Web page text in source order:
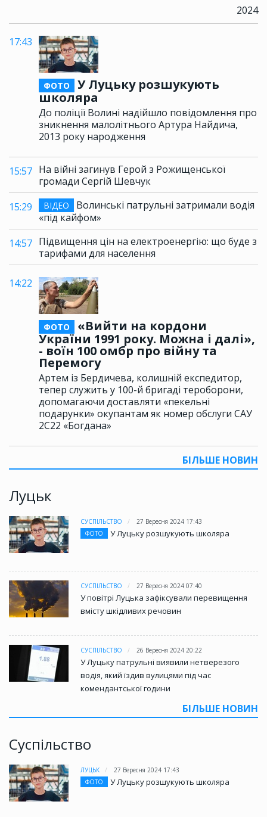
2024
17:43
ФОТО
У Луцьку розшукують
школяра
До поліції Волині надійшло повідомлення про
зникнення малолітнього Артура Найдича,
2013 року народження
15:57 На війні загинув Герой з Рожищенської
громади Сергій Шевчук
15:29
ВІДЕО
Волинські патрульні затримали водія
«під кайфом»
14:57 Підвищення цін на електроенергію: що буде з
тарифами для населення
14:22
ФОТО
«Вийти на кордони
України 1991 року. Можна і далі»,
- воїн 100 омбр про війну та
Перемогу
Артем із Бердичева, колишній експедитор,
тепер служить у 100-й бригаді тероборони,
допомагаючи доставляти «пекельні
подарунки» окупантам як номер обслуги САУ
2С22 «Богдана»
БІЛЬШЕ НОВИН
Луцьк
СУСПІЛЬСТВО
27 Вересня 2024 17:43
ФОТО
У Луцьку розшукують школяра
СУСПІЛЬСТВО 27 Вересня 2024 07:40
У повітрі Луцька зафіксували перевищення
вмісту шкідливих речовин
СУСПІЛЬСТВО 26 Вересня 2024 20:22
У Луцьку патрульні виявили нетверезого
водія, який їздив вулицями під час
комендантської години
БІЛЬШЕ НОВИН
Суспільство
ЛУЦЬК
27 Вересня 2024 17:43
ФОТО
У Луцьку розшукують школяра